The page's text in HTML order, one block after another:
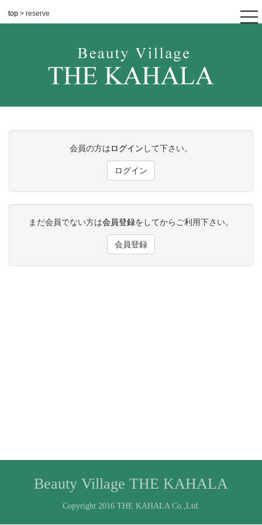
top > reserve
会員の方はログイン して下さい。
ログイン
まだ会員でない方は会員登録をしてからご利用下さい。
会員登録
Beauty Village THE KAHALA
Copyright 2016 THE KAHALA Co.,Ltd.